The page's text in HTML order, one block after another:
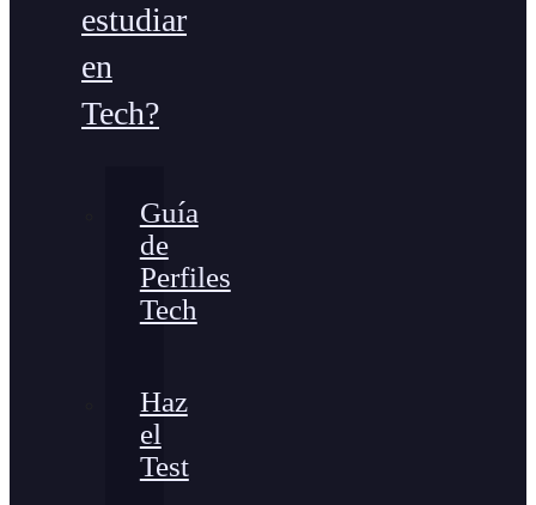
estudiar
en
Tech?
Guía
de
Perfiles
Tech
Haz
el
Test